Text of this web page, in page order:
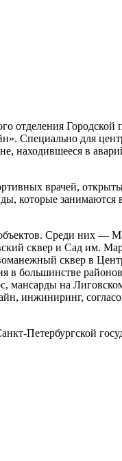
отделения
Специально для
находившееся в
врачей,
которые занимаются
Среди них —
сквер и Сад им.
сквер в
в большинстве
мансарды на
инжиниринг,
Петербургской